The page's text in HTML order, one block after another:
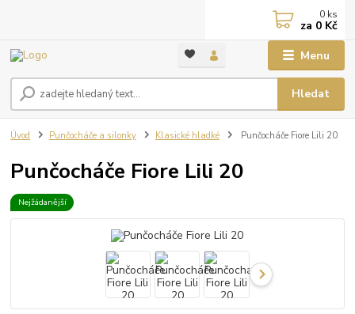
Menu
Hledat
0 ks
za 0 Kč
Úvod Punčocháče a silonky Klasické hladké Punčocháče Fiore Lili 20
Punčocháče Fiore Lili 20
Nejžádanější